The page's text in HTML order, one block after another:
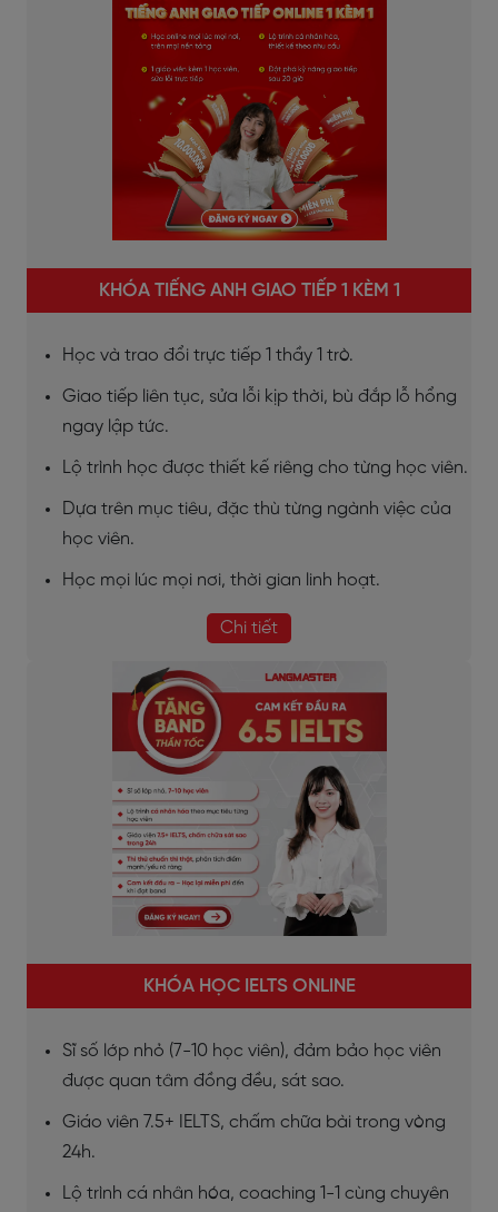
KHÓA TIẾNG ANH GIAO TIẾP 1 KÈM 1
Học và trao đổi trực tiếp 1 thầy 1 trò.
Giao tiếp liên tục, sửa lỗi kịp thời, bù đắp lỗ hổng
ngay lập tức.
Lộ trình học được thiết kế riêng cho từng học viên.
Dựa trên mục tiêu, đặc thù từng ngành việc của
học viên.
Học mọi lúc mọi nơi, thời gian linh hoạt.
Chi tiết
KHÓA HỌC IELTS ONLINE
Sĩ số lớp nhỏ (7-10 học viên), đảm bảo học viên
được quan tâm đồng đều, sát sao.
Giáo viên 7.5+ IELTS, chấm chữa bài trong vòng
24h.
Lộ trình cá nhân hóa, coaching 1-1 cùng chuyên